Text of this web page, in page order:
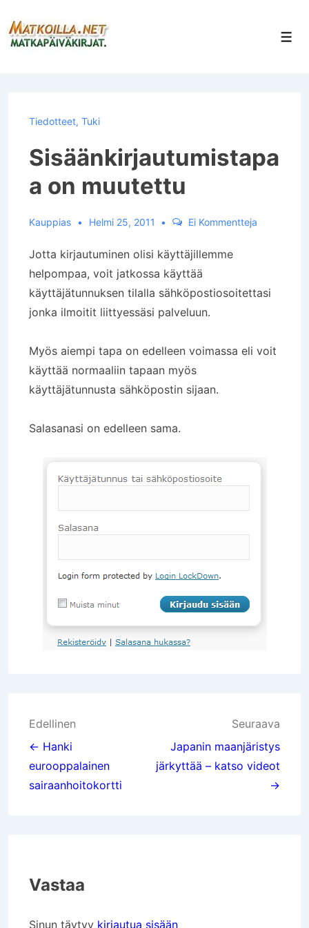
Siirry
pääsisältöön
Tiedotteet, Tuki
Sisäänkirjautumistapa
a on muutettu
Kauppias Helmi 25, 2011 Ei Kommentteja
Jotta kirjautuminen olisi käyttäjillemme
helpompaa, voit jatkossa käyttää
käyttäjätunnuksen tilalla sähköpostiosoitettasi
jonka ilmoitit liittyessäsi palveluun.
Myös aiempi tapa on edelleen voimassa eli voit
käyttää normaaliin tapaan myös
käyttäjätunnusta sähköpostin sijaan.
Salasanasi on edelleen sama.
Artikkelien
selaus
Edellinen
← Hanki
eurooppalainen
sairaanhoitokortti
Seuraava
Japanin maanjäristys
järkyttää – katso videot
→
Vastaa
Sinun täytyy kirjautua sisään